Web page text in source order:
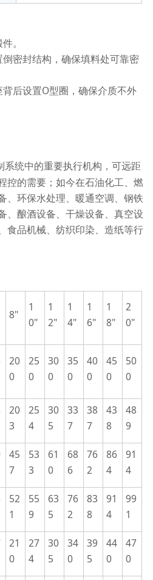
。
密封结构，确保填料处可靠密
后设置O型圈，确保介质不外
系统中的重要执行机构，可远距
控的需要；如今在石油化工、燃
、环保水处理、暖通空调、钢铁
、酿酒设备、干燥设备、真空设
食品机械、纺织印染、造纸等行
8"
1
0"
1
2"
1
4"
1
6"
1
8"
2
0"
20
0
25
0
30
0
35
0
40
0
45
0
50
0
20
3
25
4
30
5
33
7
38
7
43
8
48
9
45
7
53
3
61
0
68
6
76
2
86
4
91
4
52
1
55
9
63
5
76
2
83
8
91
4
99
1
21
0
27
4
30
5
34
0
39
5
44
0
47
0